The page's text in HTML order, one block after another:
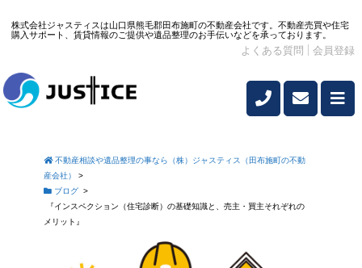
株式会社ジャスティスは山口県熊毛郡田布施町の不動産会社です。不動産売買や住宅
購入サポート、賃貸情報のご提供や遺品整理のお手伝いなどを承っております。
よくある質問 会員登録
不動産相談や遺品整理の事なら（株）ジャスティス（田布施町の不動
産会社）
>
ブログ >
『インスペクション（住宅診断）の基礎知識と、売主・買主それぞれの
メリット』